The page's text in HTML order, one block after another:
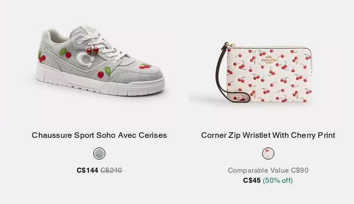
Ajouter au panier
Chaussure Sport Soho Avec Cerises
C$144 C$240
Corner Zip Wristlet With Cherry Print
Comparable Value C$90
C$45 (50% off)